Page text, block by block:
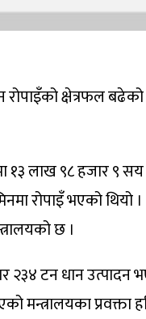
क्षेत्रफल
लाख ९८ हजार ९
रोपाइँ भएको थियो ।
छ ।
टन धान उत्पादन
मन्त्रालयका प्रवक्ता